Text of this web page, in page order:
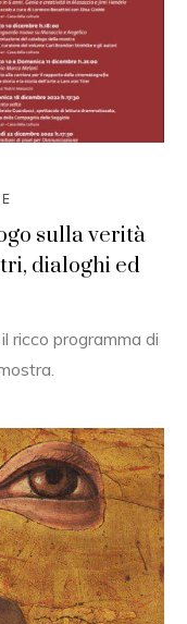
sulla verità
dialoghi ed
ricco programma di